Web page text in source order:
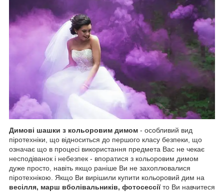
Димові шашки з кольоровим димом - особливий вид
піротехніки, що відноситься до першого класу безпеки, що
означає що в процесі використання предмета Вас не чекає
несподіванок і небезпек - впоратися з кольоровим димом
дуже просто, навіть якщо раніше Ви не захоплювалися
піротехнікою. Якщо Ви вирішили купити кольоровий дим на
весілля, марш вболівальників, фотосессіїто Ви навчитеся